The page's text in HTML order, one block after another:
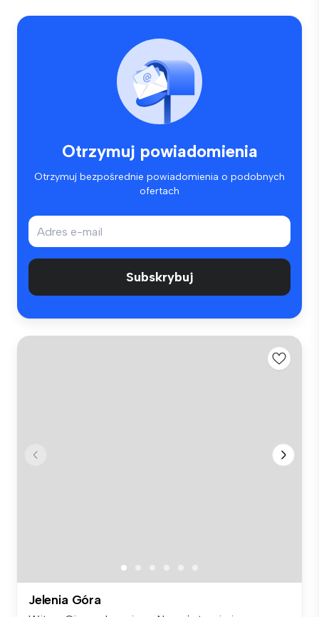
Otrzymuj powiadomienia
Otrzymuj bezpośrednie powiadomienia o podobnych
ofertach
Subskrybuj
Jelenia Góra